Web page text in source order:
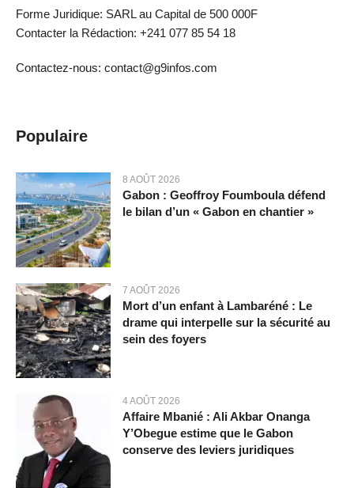
Forme Juridique: SARL au Capital de 500 000F
Contacter la Rédaction: +241 077 85 54 18
Contactez-nous: contact@g9infos.com
Populaire
8 AOÛT 2026
Gabon : Geoffroy Foumboula défend
le bilan d’un « Gabon en chantier »
7 AOÛT 2026
Mort d’un enfant à Lambaréné : Le
drame qui interpelle sur la sécurité au
sein des foyers
4 AOÛT 2026
Affaire Mbanié : Ali Akbar Onanga
Y’Obegue estime que le Gabon
conserve des leviers juridiques